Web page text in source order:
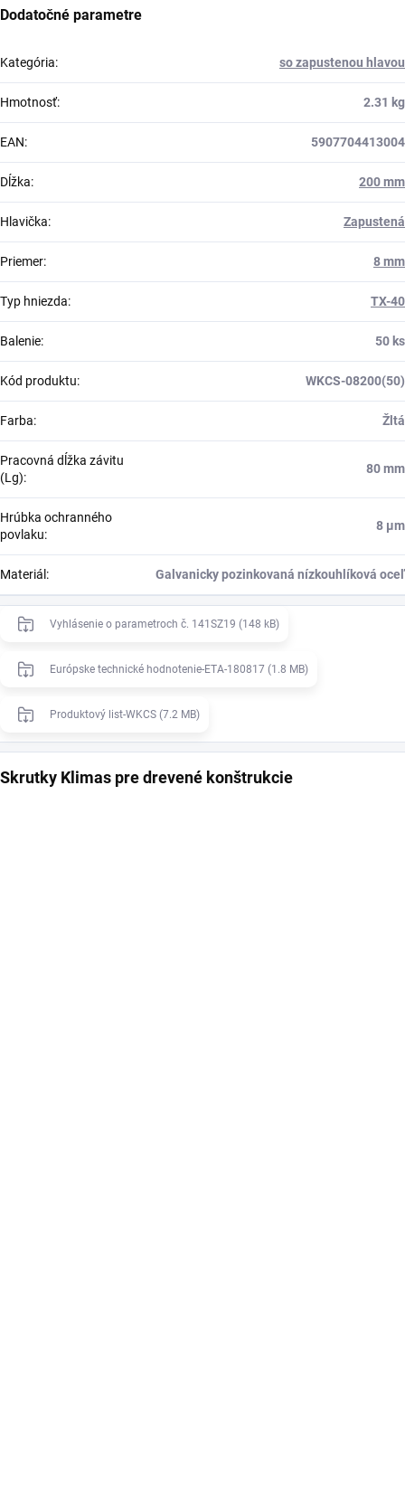
Dodatočné parametre
Kategória: so zapustenou hlavou
Hmotnosť: 2.31 kg
EAN: 5907704413004
Dĺžka: 200 mm
Hlavička: Zapustená
Priemer: 8 mm
Typ hniezda: TX-40
Balenie: 50 ks
Kód produktu: WKCS-08200(50)
Farba: Žltá
Pracovná dĺžka závitu
(Lg):
80 mm
Hrúbka ochranného
povlaku:
8 μm
Materiál: Galvanicky pozinkovaná nízkouhlíková oceľ
Vyhlásenie o parametroch č. 141SZ19 (148 kB)
Európske technické hodnotenie-ETA-180817 (1.8 MB)
Produktový list-WKCS (7.2 MB)
Skrutky Klimas pre drevené konštrukcie